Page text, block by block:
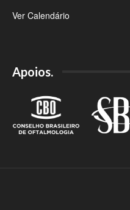
Ver Calendário
Apoios.